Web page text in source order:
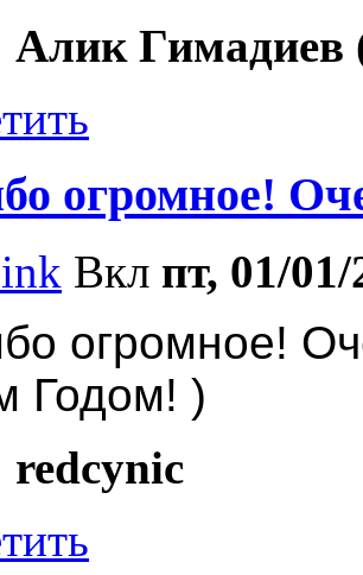
Алик Гимадиев
огромное!
Вкл пт, 01/
огромное!
Годом! )
redcynic